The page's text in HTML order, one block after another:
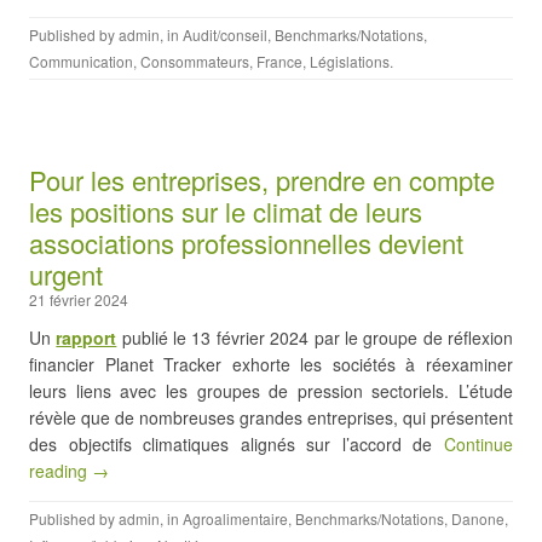
Published byadmin, in Audit/conseil, Benchmarks/Notations,
Communication, Consommateurs, France, Législations.
Pour les entreprises, prendre en compte
les positions sur le climat de leurs
associations professionnelles devient
urgent
21 février 2024
Unrapport publié le 13 février 2024 par le groupe de réflexion
financier Planet Tracker exhorte les sociétés à réexaminer
leurs liens avec les groupes de pression sectoriels. L’étude
révèle que de nombreuses grandes entreprises, qui présentent
des objectifs climatiques alignés sur l’accord de Continue
reading →
Published byadmin, in Agroalimentaire, Benchmarks/Notations, Danone,